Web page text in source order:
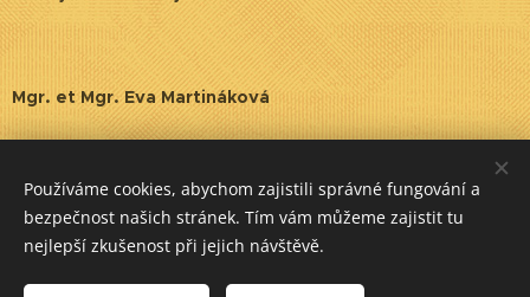
Mgr. et Mgr. Eva Martináková
Share
Používáme cookies, abychom zajistili správné fungování a
bezpečnost našich stránek. Tím vám můžeme zajistit tu
nejlepší zkušenost při jejich návštěvě.